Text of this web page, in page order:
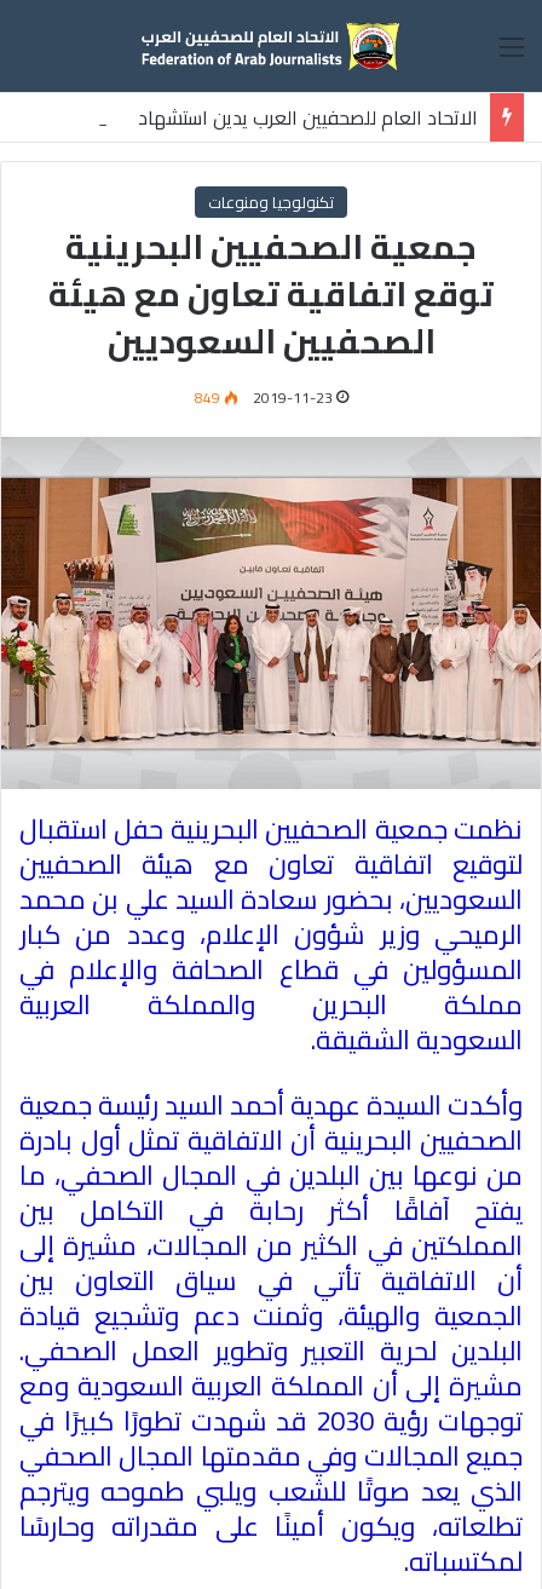
القائمة
الاتحاد العام للصحفيين العرب يدين استشهاد
ثلاثة صحفيين فلسطينيين باستهداف إسرائيلي وسط قطاع غزة
تكنولوجيا ومنوعات
جمعية الصحفيين البحرينية
توقع اتفاقية تعاون مع هيئة
الصحفيين السعوديين
2019-11-23
849
نظمت جمعية الصحفيين البحرينية حفل استقبال
لتوقيع اتفاقية تعاون مع هيئة الصحفيين
السعوديين، بحضور سعادة السيدعلي بن محمد
الرميحي وزير شؤون الإعلام، وعدد من كبار
المسؤولين في قطاع الصحافة والإعلام في
مملكة البحرين والمملكة العربية
السعوديةالشقيقة.
وأكدت السيدة عهدية أحمد السيد رئيسة جمعية
الصحفيين البحرينية أن الاتفاقية تمثل أول بادرة
من نوعها بين البلدين في المجال الصحفي، ما
يفتح آفاقًا أكثر رحابة في التكامل بين
المملكتين في الكثير من المجالات، مشيرة إلى
أن الاتفاقية تأتي في سياق التعاون بين
الجمعية والهيئة، وثمنت دعم وتشجيع قيادة
البلدين لحرية التعبير وتطوير العمل الصحفي.
مشيرة إلى أن المملكة العربية السعودية ومع
توجهات رؤية 2030 قد شهدت تطورًا كبيرًا في
جميع المجالات وفي مقدمتها المجال الصحفي
الذي يعد صوتًا للشعب ويلبي طموحه ويترجم
تطلعاته، ويكون أمينًا على مقدراته وحارسًا
لمكتسباته.